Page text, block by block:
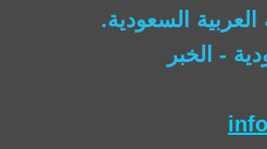
السعودية.
- الخبر